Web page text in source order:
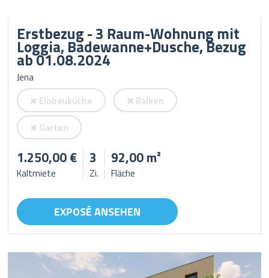
Erstbezug - 3 Raum-Wohnung mit
Loggia, Badewanne+Dusche, Bezug
ab 01.08.2024
Jena
Einbauküche
Balkon
Garten
1.250,00 €
Kaltmiete
3
Zi.
92,00 m²
Fläche
EXPOSÉ ANSEHEN